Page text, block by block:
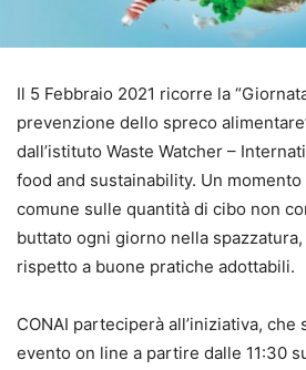
Il 5 Febbraio 2021 ricorre la
prevenzione dello spreco
dall’istituto Waste Watcher –
food and sustainability. Un
comune sulle quantità di cibo non
buttato ogni giorno nella
rispetto a buone pratiche adottabili.
CONAI parteciperà all’iniziativa,
evento on line a partire dalle 11:30